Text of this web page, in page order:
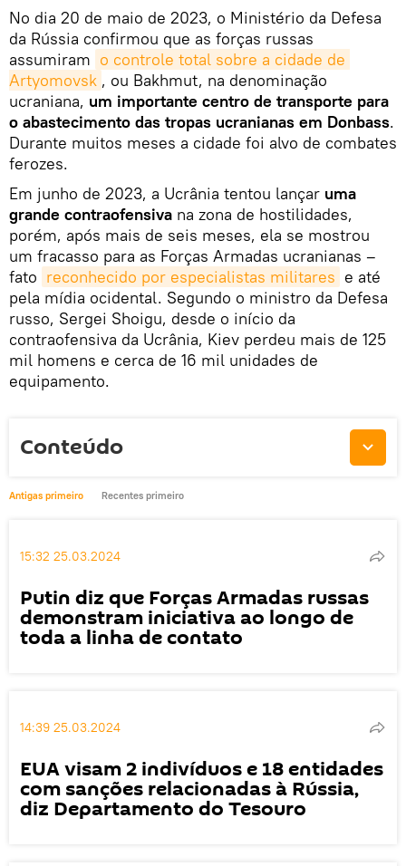
No dia 20 de maio de 2023, o Ministério da Defesa
da Rússia confirmou que as forças russas
assumiram o controle total sobre a cidade de
Artyomovsk , ou Bakhmut, na denominação
ucraniana, um importante centro de transporte para
o abastecimento das tropas ucranianas em Donbass.
Durante muitos meses a cidade foi alvo de combates
ferozes.
Em junho de 2023, a Ucrânia tentou lançar uma
grande contraofensiva na zona de hostilidades,
porém, após mais de seis meses, ela se mostrou
um fracasso para as Forças Armadas ucranianas –
fato reconhecido por especialistas militares e até
pela mídia ocidental. Segundo o ministro da Defesa
russo, Sergei Shoigu, desde o início da
contraofensiva da Ucrânia, Kiev perdeu mais de 125
mil homens e cerca de 16 mil unidades de
equipamento.
Conteúdo
Antigas primeiro Recentes primeiro
15:32 25.03.2024
Putin diz que Forças Armadas russas
demonstram iniciativa ao longo de
toda a linha de contato
14:39 25.03.2024
EUA visam 2 indivíduos e 18 entidades
com sanções relacionadas à Rússia,
diz Departamento do Tesouro